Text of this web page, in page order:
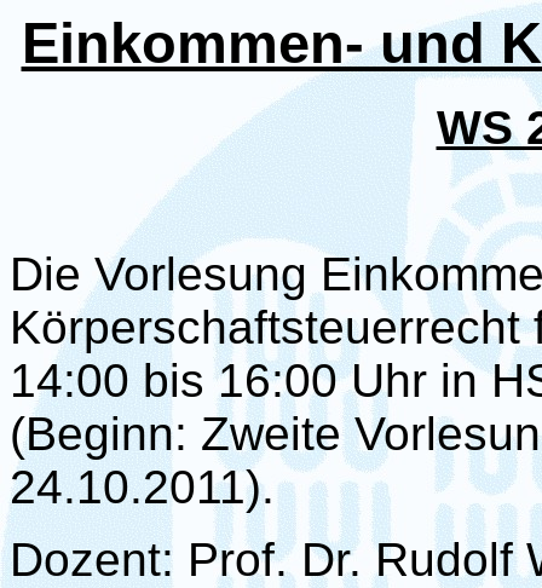
Einkommen- und
WS
Die Vorlesung
14:00 bis 16:00 Uhr in
(Beginn: Zweite
24.10.2011).
Dozent: Prof. Dr. Rudolf